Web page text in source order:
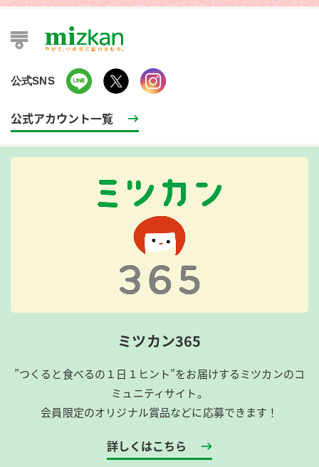
公式SNS
公式アカウント一覧
ミツカン365
”つくると食べるの１日１ヒント”をお届けするミツカンのコ
ミュニティサイト。
会員限定のオリジナル賞品などに応募できます！
詳しくはこちら